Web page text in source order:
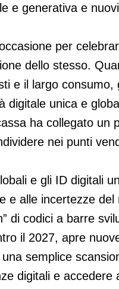
e generativa e
per
dello stesso.
e il largo
digitale unica e
ha collegato un
nei punti
e gli ID digitali
e alle incertezze
di codici a barre
il 2027, apre
semplice
digitali e